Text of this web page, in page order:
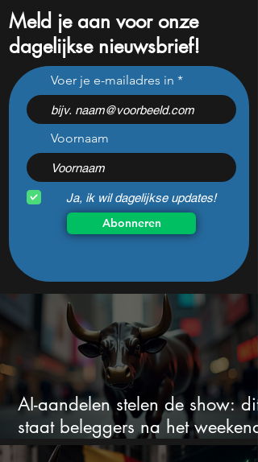
Dit populaire Belgische
aandeel steeg dit jaar al 47
procent: is er ruimte voor
meer?
Meld je aan voor onze
dagelijkse nieuwsbrief!
Voer je e-mailadres in
Voornaam
Ja, ik wil dagelijkse updates!
Abonneren
AI-aandelen stelen de show: dit
staat beleggers na het weekend
te wachten